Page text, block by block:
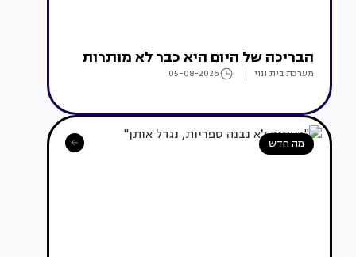
הבריכה של היום היא כבר לא מותרות
מערכת בית ונוי 05-08-2026
מה חדש